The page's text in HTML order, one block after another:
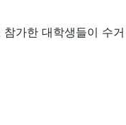
가한 대학생들이 수거